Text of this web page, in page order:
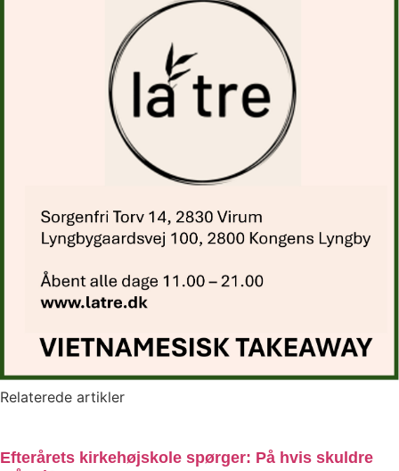
Relaterede artikler
Efterårets kirkehøjskole spørger: På hvis skuldre